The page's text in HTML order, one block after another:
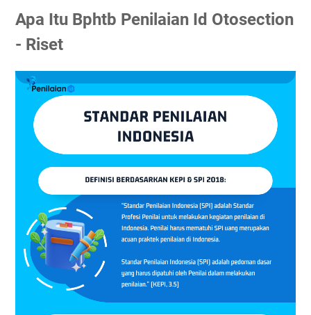
Apa Itu Bphtb Penilaian Id Otosection
- Riset